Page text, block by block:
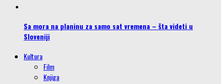
Sa mora na planinu za samo sat vremena – šta videti u
Sloveniji
Kultura
Film
Knjiga